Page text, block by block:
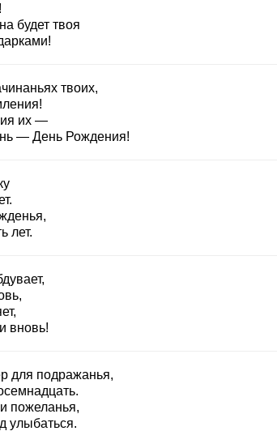
будет твоя
твоих,
их —
— День Рождения!
лет.
вновь!
для подражанья,
пожеланья,
улыбаться.